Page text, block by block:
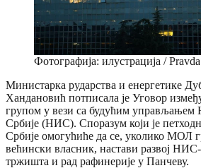
Фотографија: илустрација /
Министарка рударства и енергетике
Хандановић потписала је Уговор
групом у вези са будућим управљањем
Србије (НИС). Споразум који је
Србије омогућиће да се, уколико МОЛ
већински власник, настави развој
тржишта и рад рафинерије у Панчеву.